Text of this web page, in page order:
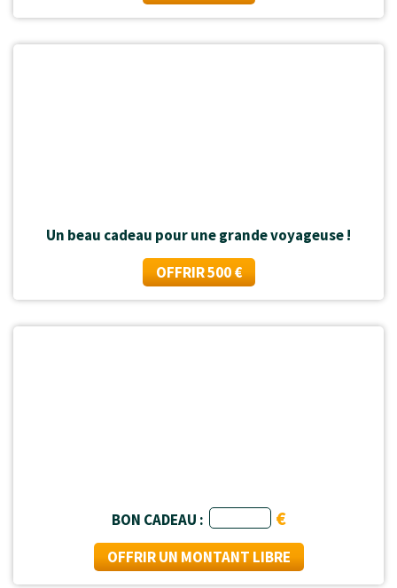
Un beau cadeau pour une grande voyageuse !
OFFRIR 500 €
BON CADEAU : €
OFFRIR UN MONTANT LIBRE